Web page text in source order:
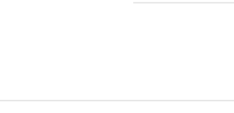
Inverter